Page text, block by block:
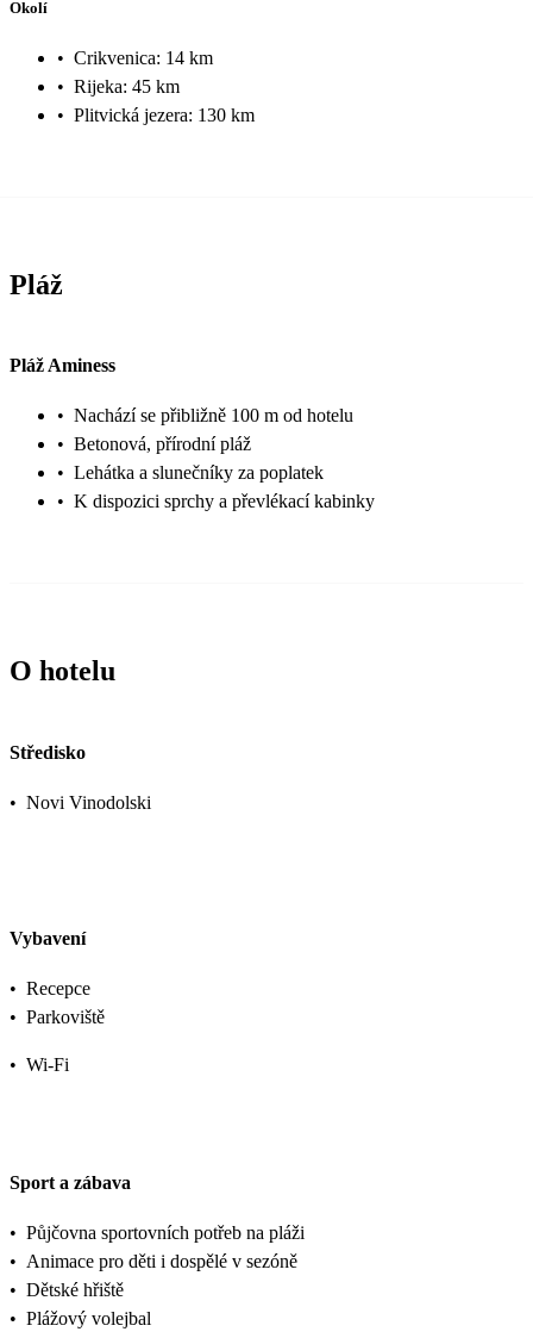
Okolí
• Crikvenica: 14 km
• Rijeka: 45 km
• Plitvická jezera: 130 km
Pláž
Pláž Aminess
• Nachází se přibližně 100 m od hotelu
• Betonová, přírodní pláž
• Lehátka a slunečníky za poplatek
• K dispozici sprchy a převlékací kabinky
O hotelu
Středisko
• Novi Vinodolski
Vybavení
• Recepce
• Parkoviště
• Wi-Fi
Sport a zábava
• Půjčovna sportovních potřeb na pláži
• Animace pro děti i dospělé v sezóně
• Dětské hřiště
• Plážový volejbal